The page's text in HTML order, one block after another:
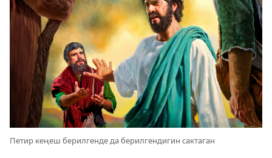
Петир кеңеш берилгенде да берилгендигин сактаган